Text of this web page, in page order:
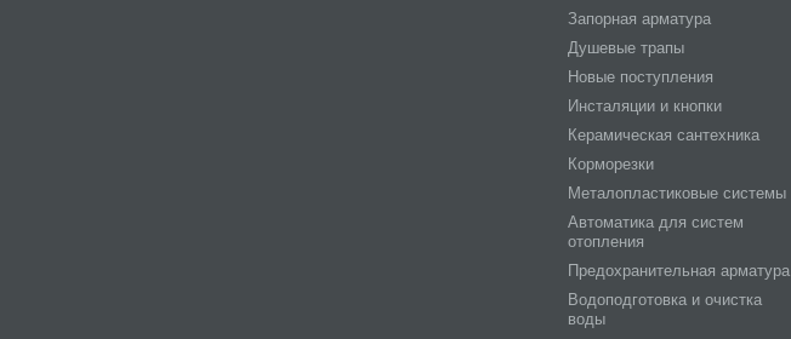
Запорная арматура
Душевые трапы
Новые поступления
Инсталяции и кнопки
Керамическая сантехника
Корморезки
Металопластиковые системы
Автоматика для систем
отопления
Предохранительная арматура
Водоподготовка и очистка
воды